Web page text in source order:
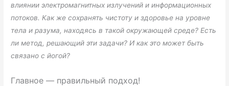
влиянии электромагнитных излучений и информационных
потоков. Как же сохранять чистоту и здоровье на уровне
тела и разума, находясь в такой окружающей среде? Есть
ли метод, решающий эти задачи? И как это может быть
связано с йогой?
Главное — правильный подход!